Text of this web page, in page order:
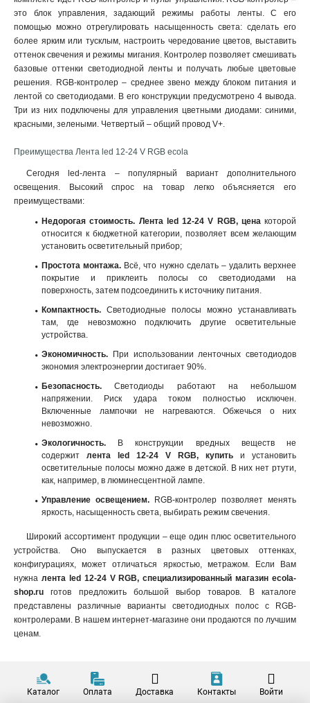
это блок управления, задающий режимы работы ленты. С его
помощью можно отрегулировать насыщенность света: сделать его
более ярким или тусклым, настроить чередование цветов, выставить
оттенок свечения и режимы мигания. Контролер позволяет смешивать
базовые оттенки светодиодной ленты и получать любые цветовые
решения. RGB-контролер – среднее звено между блоком питания и
лентой со светодиодами. В его конструкции предусмотрено 4 вывода.
Три из них подключены для управления цветными диодами: синими,
красными, зелеными. Четвертый – общий провод V+.
Преимущества Лента led 12-24 V RGB ecola
Сегодня led-лента – популярный вариант дополнительного
освещения. Высокий спрос на товар легко объясняется его
преимуществами:
Недорогая стоимость. Лента led 12-24 V RGB, цена которой
относится к бюджетной категории, позволяет всем желающим
установить осветительный прибор;
Простота монтажа. Всё, что нужно сделать – удалить верхнее
покрытие и приклеить полосы со светодиодами на
поверхность, затем подсоединить к источнику питания.
Компактность. Светодиодные полосы можно устанавливать
там, где невозможно подключить другие осветительные
устройства.
Экономичность.
При использовании ленточных светодиодов
экономия электроэнергии достигает 90%.
Безопасность. Светодиоды работают на небольшом
напряжении. Риск удара током полностью исключен.
Включенные лампочки не нагреваются. Обжечься о них
невозможно.
Экологичность.
В конструкции вредных веществ не
содержит лента led 12-24 V RGB, купить и установить
осветительные полосы можно даже в детской. В них нет ртути,
как, например, в люминесцентной лампе.
Управление освещением.
RGB-контролер позволяет менять
яркость, насыщенность света, выбирать режим свечения.
Широкий ассортимент продукции – еще один плюс осветительного
устройства. Оно выпускается в разных цветовых оттенках,
конфигурациях, может отличаться яркостью, метражом. Если Вам
нужна лента led 12-24 V RGB, специализированный магазин ecola-
shop.ru готов предложить большой выбор товаров. В каталоге
представлены различные варианты светодиодных полос с RGB-
контролерами. В нашем интернет-магазине они продаются по лучшим
ценам.
Каталог Оплата Доставка Контакты Войти